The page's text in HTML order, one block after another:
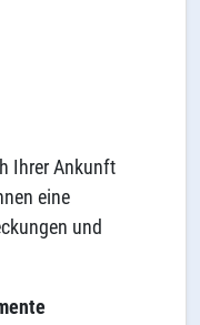
Ihrer Ankunft
eine
und